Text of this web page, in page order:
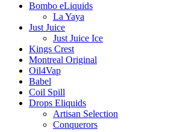
Bombo eLiquids
La Yaya
Just Juice
Just Juice Ice
Kings Crest
Montreal Original
Oil4Vap
Babel
Coil Spill
Drops Eliquids
Artisan Selection
Conquerors